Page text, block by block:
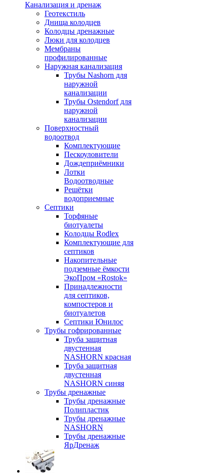
Канализация и дренаж
Геотекстиль
Днища колодцев
Колодцы дренажные
Люки для колодцев
Мембраны
профилированные
Наружная канализация
Трубы Nashorn для
наружной
канализации
Трубы Ostendorf для
наружной
канализации
Поверхностный
водоотвод
Комплектующие
Пескоуловители
Дождеприёмники
Лотки
Водоотводные
Решётки
водоприемные
Септики
Торфяные
биотуалеты
Колодцы Rodlex
Комплектующие для
септиков
Накопительные
подземные ёмкости
ЭкоПром «Rostok»
Принадлежности
для септиков,
компостеров и
биотуалетов
Септики Юнилос
Трубы гофрированные
Труба защитная
двустенная
NASHORN красная
Труба защитная
двустенная
NASHORN синяя
Трубы дренажные
Трубы дренажные
Полипластик
Трубы дренажные
NASHORN
Трубы дренажные
ЯрДренаж